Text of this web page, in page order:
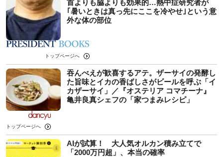
首よりも脇よりも効果的…熱中症研究者が
｢暑いときは真っ先にここを冷やせ｣という意
外な体の部位
トップページへ
吞んべえが歓喜するアテ。ザーサイの発酵し
た旨味とイカの香ばしさがビールを呼ぶ「イ
カザーサイ」／『オステリア コマチーナ』
⻲井良真シェフの「家つまみレシピ」
トップページへ
AIが試算！ 大人気オルカン積み立てで
「2000万円超」、本当の確率